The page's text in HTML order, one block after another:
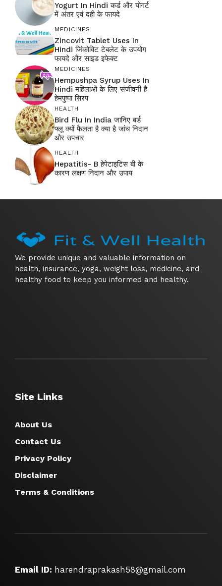
Yogurt In Hindi कर्ड और योगर्ट
में अंतर एवं दही के फायदे
MEDICINES
Zincovit Tablet Uses In
Hindi जिंकोविट टेबलेट के उपयोग
फायदे और साइड इफेक्ट
MEDICINES
Hempushpa Syrup Uses In
Hindi महिलाओं के लिए संजीवनी है
हेमपुष्पा सिरप
HEALTH
Bird Flu In India जानिए बर्ड
फ्लू क्यों फैलता है क्या है जांच निदान
और उपचार
HEALTH
Hepatitis- B हेपेटाइटिस बी के
कारण लक्षण निदान और उपाय
We provide unique and valuable information on
health, insurance, yoga, weight loss, medicine, and
healthy food to keep you informed and healthy.
Site Links
About Us
Contact Us
Privacy Policy
Disclaimer
Terms & Conditions
Email ID: harendraprakash58@gmail.com